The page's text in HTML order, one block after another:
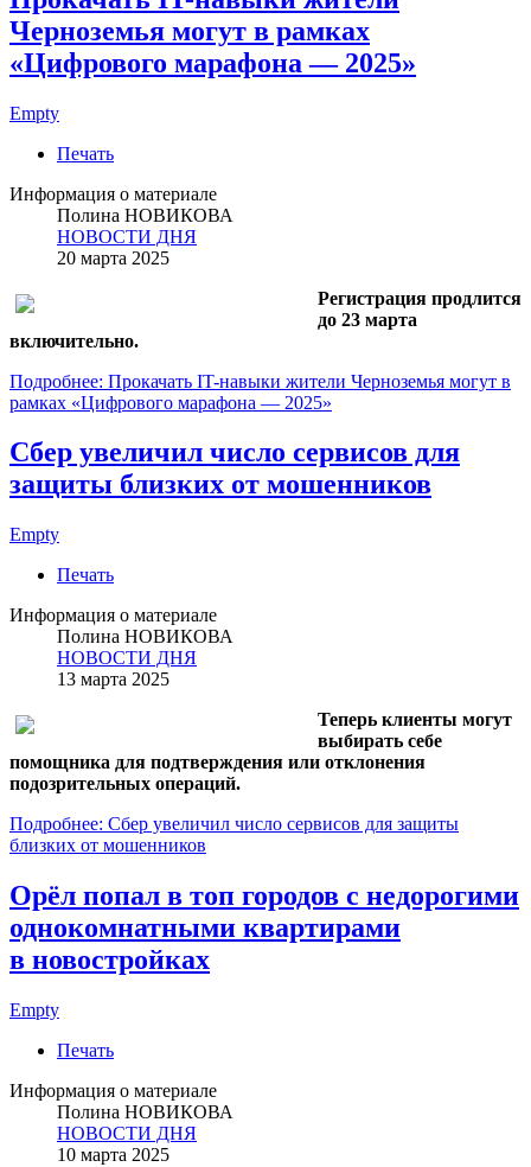
Черноземья могут в рамках
«Цифрового марафона — 2025»
Empty
Печать
Информация о материале
Полина НОВИКОВА
НОВОСТИ ДНЯ
20 марта 2025
Регистрация продлится
до 23 марта
включительно.
Подробнее: Прокачать IT-навыки жители Черноземья могут в
рамках «Цифрового марафона — 2025»
Сбер увеличил число сервисов для
защиты близких от мошенников
Empty
Печать
Информация о материале
Полина НОВИКОВА
НОВОСТИ ДНЯ
13 марта 2025
Теперь клиенты могут
выбирать себе
помощника для подтверждения или отклонения
подозрительных операций.
Подробнее: Сбер увеличил число сервисов для защиты
близких от мошенников
Орёл попал в топ городов с недорогими
однокомнатными квартирами
в новостройках
Empty
Печать
Информация о материале
Полина НОВИКОВА
НОВОСТИ ДНЯ
10 марта 2025